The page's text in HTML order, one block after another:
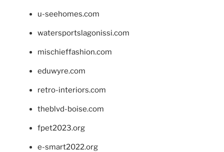
u-seehomes.com
watersportslagonissi.com
mischieffashion.com
eduwyre.com
retro-interiors.com
theblvd-boise.com
fpet2023.org
e-smart2022.org